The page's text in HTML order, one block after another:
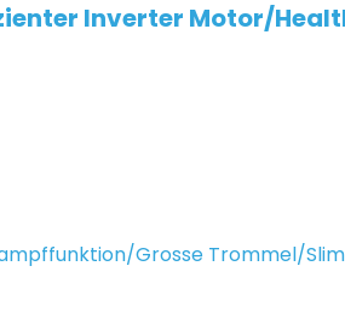
Inverter Motor/